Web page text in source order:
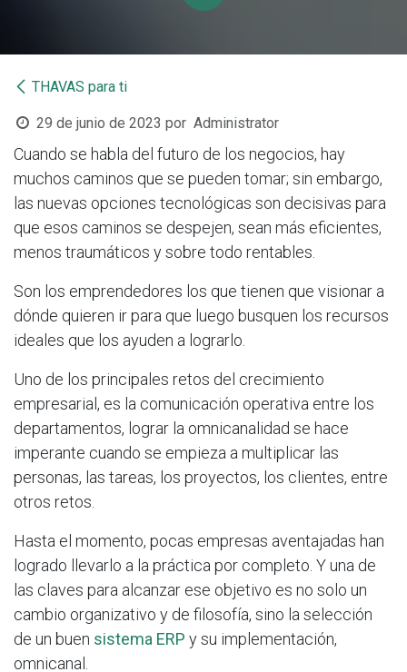
THAVAS para ti
29 de junio de 2023 por Administrator
Cuando se habla del futuro de los negocios, hay
muchos caminos que se pueden tomar; sin embargo,
las nuevas opciones tecnológicas son decisivas para
que esos caminos se despejen, sean más eficientes,
menos traumáticos y sobre todo rentables.
Son los emprendedores los que tienen que visionar a
dónde quieren ir para que luego busquen los recursos
ideales que los ayuden a lograrlo.
Uno de los principales retos del crecimiento
empresarial, es la comunicación operativa entre los
departamentos, lograr la omnicanalidad se hace
imperante cuando se empieza a multiplicar las
personas, las tareas, los proyectos, los clientes, entre
otros retos.
Hasta el momento, pocas empresas aventajadas han
logrado llevarlo a la práctica por completo. Y una de
las claves para alcanzar ese objetivo es no solo un
cambio organizativo y de filosofía, sino la selección
de un buen sistema ERP y su implementación,
omnicanal.